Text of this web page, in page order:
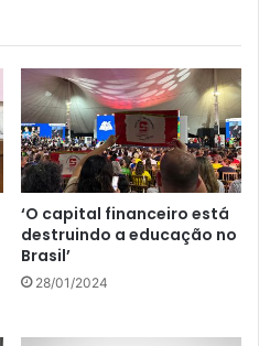
‘O capital financeiro está
destruindo a educação no
Brasil’
28/01/2024